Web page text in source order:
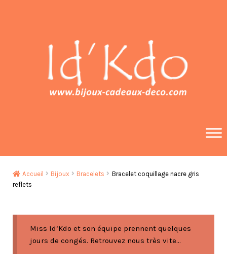
Accueil Bijoux Bracelets
Bracelet coquillage nacre gris
reflets
Miss Id’Kdo et son équipe prennent quelques
jours de congés. Retrouvez nous très vite...